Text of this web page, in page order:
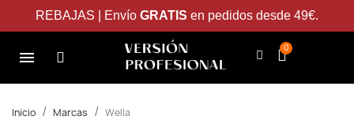
REBAJAS | Envío GRATIS en pedidos desde 49€.
Inicio Marcas Wella